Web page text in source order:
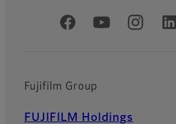
Comptes officiels réseaux
Fujifilm Group
FUJIFILM Holdings